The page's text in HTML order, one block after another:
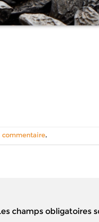
commentaire.
champs obligatoires